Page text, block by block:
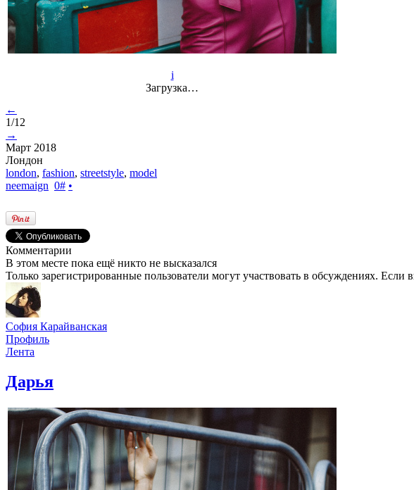
i
Загрузка…
←
1/12
→
Март 2018
Лондон
london, fashion, streetstyle, model
neemaign 0# •
Комментарии
В этом месте пока ещё никто не высказался
Только зарегистрированные пользователи могут участвовать в обсуждениях.
София Карайванская
Профиль
Лента
Дарья